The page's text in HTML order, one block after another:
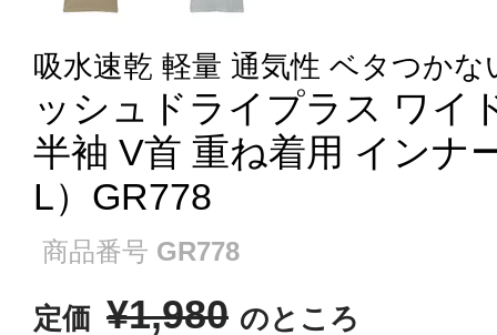
吸水速乾 軽量 通気性 ベタつかな
ッシュドライプラス ワイ
半袖 V首 重ね着用 インナ
L）GR778
商品番号 GR778
定価 ¥1,980 のところ